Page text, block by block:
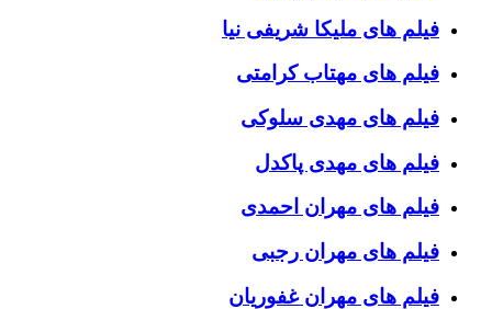
فیلم های ملیکا شریفی نیا
فیلم های مهتاب کرامتی
فیلم های مهدی سلوکی
فیلم های مهدی پاکدل
فیلم های مهران احمدی
فیلم های مهران رجبی
فیلم های مهران غفوریان